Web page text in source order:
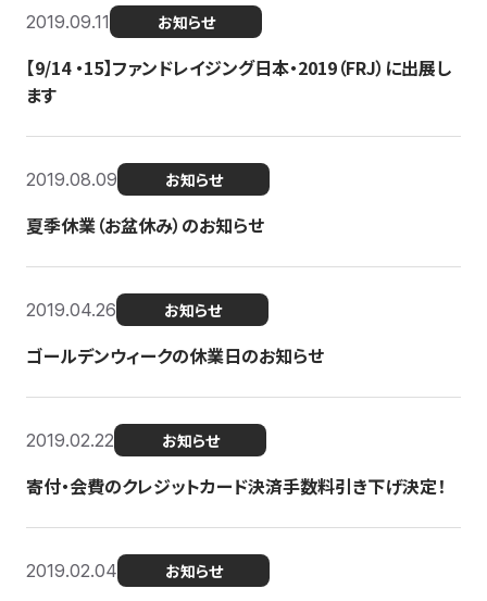
2019.09.11 お知らせ
【9/14 ・15】ファンドレイジング日本・2019（FRJ）に出展し
ます
2019.08.09 お知らせ
夏季休業（お盆休み）のお知らせ
2019.04.26 お知らせ
ゴールデンウィークの休業日のお知らせ
2019.02.22 お知らせ
寄付・会費のクレジットカード決済手数料引き下げ決定！
2019.02.04 お知らせ